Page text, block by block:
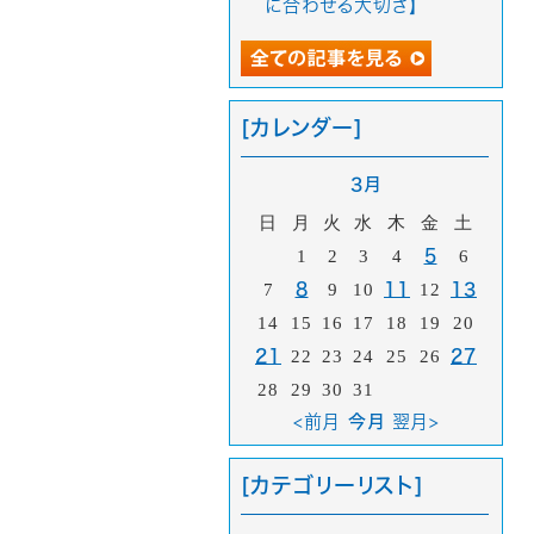
に合わせる大切さ】
[カレンダー]
3月
日 月 火 水 木 金
土
1
2 3 4 5
6
7
8 9 10 11 12 13
14 15 16 17 18 19 20
21 22 23 24 25 26 27
28 29 30 31
<前月 今月 翌月>
[カテゴリーリスト]